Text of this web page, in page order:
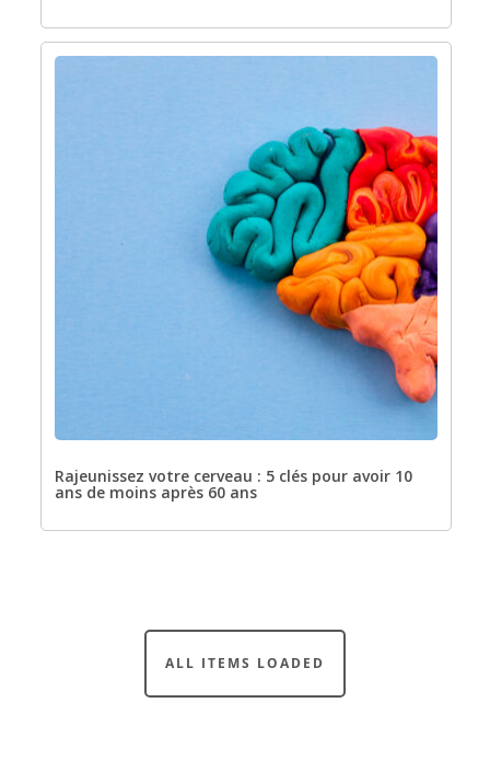
Rajeunissez votre cerveau : 5 clés pour avoir 10
ans de moins après 60 ans